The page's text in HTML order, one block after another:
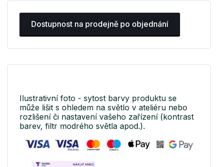
Dostupnost na prodejně po objednání
Ilustrativní foto - sytost barvy produktu se
může lišit s ohledem na světlo v ateliéru nebo
rozlišení či nastavení vašeho zařízení (kontrast
barev, filtr modrého světla apod.).